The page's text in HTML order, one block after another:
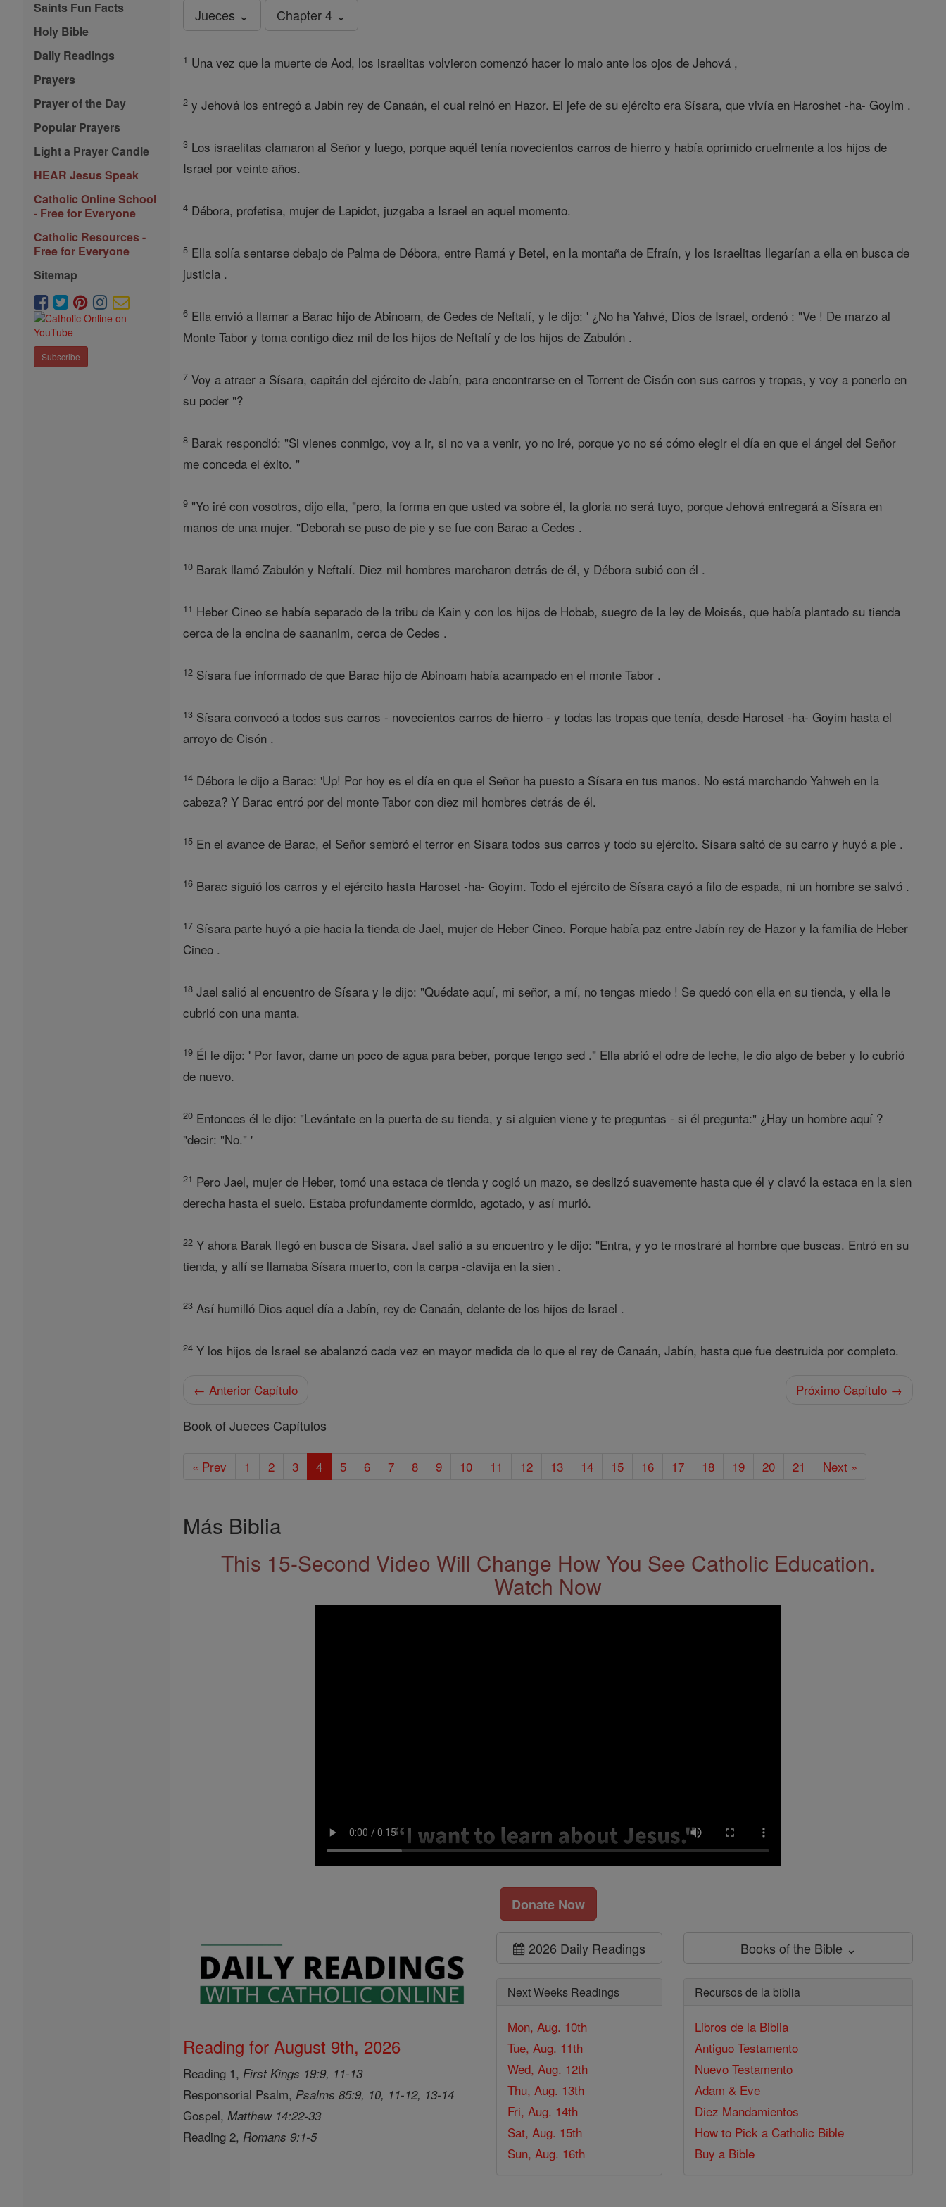
Saints Fun Facts
Holy Bible
Daily Readings
Prayers
Prayer of the Day
Popular Prayers
Light a Prayer Candle
HEAR Jesus Speak
Catholic Online School
- Free for Everyone
Catholic Resources -
Free for Everyone
Sitemap
Subscribe
Jueces ⌄ Chapter 4 ⌄
1 Una vez que la muerte de Aod, los israelitas volvieron comenzó hacer lo malo ante los ojos de Jehová ,
2 y Jehová los entregó a Jabín rey de Canaán, el cual reinó en Hazor. El jefe de su ejército era Sísara, que vivía en Haroshet -ha- Goyim .
3 Los israelitas clamaron al Señor y luego, porque aquél tenía novecientos carros de hierro y había oprimido cruelmente a los hijos de
Israel por veinte años.
4 Débora, profetisa, mujer de Lapidot, juzgaba a Israel en aquel momento.
5 Ella solía sentarse debajo de Palma de Débora, entre Ramá y Betel, en la montaña de Efraín, y los israelitas llegarían a ella en busca de
justicia .
6 Ella envió a llamar a Barac hijo de Abinoam, de Cedes de Neftalí, y le dijo: ' ¿No ha Yahvé, Dios de Israel, ordenó : "Ve ! De marzo al
Monte Tabor y toma contigo diez mil de los hijos de Neftalí y de los hijos de Zabulón .
7 Voy a atraer a Sísara, capitán del ejército de Jabín, para encontrarse en el Torrent de Cisón con sus carros y tropas, y voy a ponerlo en
su poder "?
8 Barak respondió: "Si vienes conmigo, voy a ir, si no va a venir, yo no iré, porque yo no sé cómo elegir el día en que el ángel del Señor
me conceda el éxito. "
9 "Yo iré con vosotros, dijo ella, "pero, la forma en que usted va sobre él, la gloria no será tuyo, porque Jehová entregará a Sísara en
manos de una mujer. "Deborah se puso de pie y se fue con Barac a Cedes .
10 Barak llamó Zabulón y Neftalí. Diez mil hombres marcharon detrás de él, y Débora subió con él .
11 Heber Cineo se había separado de la tribu de Kain y con los hijos de Hobab, suegro de la ley de Moisés, que había plantado su tienda
cerca de la encina de saananim, cerca de Cedes .
12 Sísara fue informado de que Barac hijo de Abinoam había acampado en el monte Tabor .
13 Sísara convocó a todos sus carros - novecientos carros de hierro - y todas las tropas que tenía, desde Haroset -ha- Goyim hasta el
arroyo de Cisón .
14 Débora le dijo a Barac: 'Up! Por hoy es el día en que el Señor ha puesto a Sísara en tus manos. No está marchando Yahweh en la
cabeza? Y Barac entró por del monte Tabor con diez mil hombres detrás de él.
15 En el avance de Barac, el Señor sembró el terror en Sísara todos sus carros y todo su ejército. Sísara saltó de su carro y huyó a pie .
16 Barac siguió los carros y el ejército hasta Haroset -ha- Goyim. Todo el ejército de Sísara cayó a filo de espada, ni un hombre se salvó .
17 Sísara parte huyó a pie hacia la tienda de Jael, mujer de Heber Cineo. Porque había paz entre Jabín rey de Hazor y la familia de Heber
Cineo .
18 Jael salió al encuentro de Sísara y le dijo: "Quédate aquí, mi señor, a mí, no tengas miedo ! Se quedó con ella en su tienda, y ella le
cubrió con una manta.
19 Él le dijo: ' Por favor, dame un poco de agua para beber, porque tengo sed ." Ella abrió el odre de leche, le dio algo de beber y lo cubrió
de nuevo.
20 Entonces él le dijo: "Levántate en la puerta de su tienda, y si alguien viene y te preguntas - si él pregunta:" ¿Hay un hombre aquí ?
"decir: "No." '
21 Pero Jael, mujer de Heber, tomó una estaca de tienda y cogió un mazo, se deslizó suavemente hasta que él y clavó la estaca en la sien
derecha hasta el suelo. Estaba profundamente dormido, agotado, y así murió.
22 Y ahora Barak llegó en busca de Sísara. Jael salió a su encuentro y le dijo: "Entra, y yo te mostraré al hombre que buscas. Entró en su
tienda, y allí se llamaba Sísara muerto, con la carpa -clavija en la sien .
23 Así humilló Dios aquel día a Jabín, rey de Canaán, delante de los hijos de Israel .
24 Y los hijos de Israel se abalanzó cada vez en mayor medida de lo que el rey de Canaán, Jabín, hasta que fue destruida por completo.
← Anterior Capítulo Próximo Capítulo →
Book of Jueces Capítulos
« Prev 1 2 3 4 5 6 7 8 9 10 11 12 13 14 15 16 17 18 19 20 21 Next »
Más Biblia
This 15-Second Video Will Change How You See Catholic Education.
Watch Now
Donate Now
Reading for August 9th, 2026
Reading 1, First Kings 19:9, 11-13
Responsorial Psalm, Psalms 85:9, 10, 11-12, 13-14
Gospel,Matthew 14:22-33
Reading 2, Romans 9:1-5
2026 Daily Readings
Next Weeks Readings
Mon, Aug. 10th
Tue, Aug. 11th
Wed, Aug. 12th
Thu, Aug. 13th
Fri, Aug. 14th
Sat, Aug. 15th
Sun, Aug. 16th
Books of the Bible ⌄
Recursos de la biblia
Libros de la Biblia
Antiguo Testamento
Nuevo Testamento
Adam & Eve
Diez Mandamientos
How to Pick a Catholic Bible
Buy a Bible